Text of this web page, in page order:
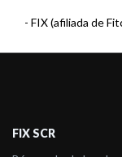
- FIX (afiliada de
- El Rating Watch
FIX SCR